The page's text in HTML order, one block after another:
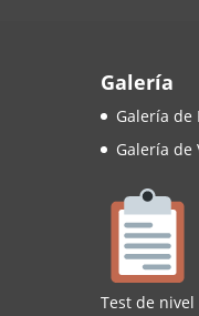
Galería
Galería de
Galería de
Test de nivel